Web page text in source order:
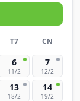
T7 CN
6
11/2
7
12/2
13
18/2
14
19/2